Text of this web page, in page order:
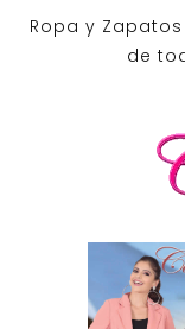
Ropa y
de